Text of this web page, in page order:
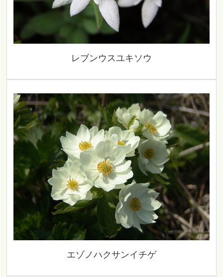
レブンウスユキソウ
エゾノハクサンイチゲ